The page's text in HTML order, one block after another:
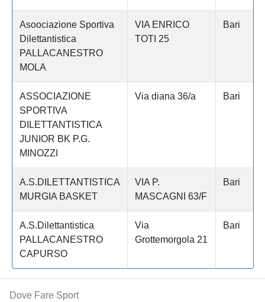
Asoociazione Sportiva
Dilettantistica
PALLACANESTRO
MOLA
VIA ENRICO
TOTI 25
Bari
ASSOCIAZIONE
SPORTIVA
DILETTANTISTICA
JUNIOR BK P.G.
MINOZZI
Via diana 36/a Bari
A.S.DILETTANTISTICA
MURGIA BASKET
VIA P.
MASCAGNI 63/F
Bari
A.S.Dilettantistica
PALLACANESTRO
CAPURSO
Via
Grottemorgola 21
Bari
Dove Fare Sport